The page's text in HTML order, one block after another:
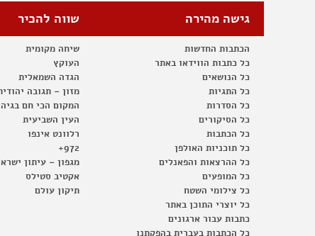
גישה מהירה
הכתבות החדשות
כל כתבות הווידאו באתר
כל הנושאים
כל התגיות
כל הסדרות
כל הסיקורים
כל הכתבות
כל תוכניות האולפן
כל ההרצאות והפאנלים
כל המופעים
כל צילומי השטח
כל יוצרי התוכן באתר
כתבות עבור ארגונים
כל הכתבות בעברית בהפקתנו
שווה להכיר
שיחה מקומית
העוקץ
הגדה השמאלית
מזון – תגובה
המקום הכי חם
העין השביעית
רלוונט אינפו
972+
מגפון – עיתון
אקטיב סטילס
תיקון עולם